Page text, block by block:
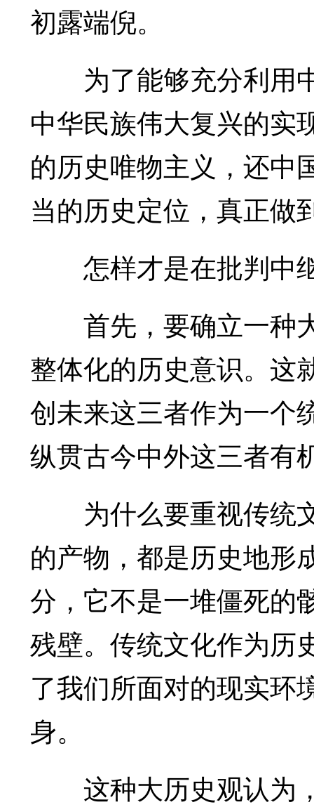
初露端倪。
为了能够充分利用
中华民族伟大复兴的实
的历史唯物主义，还中
当的历史定位，真正做
怎样才是在批判中
首先，要确立一种
整体化的历史意识。这
创未来这三者作为一个
纵贯古今中外这三者有
为什么要重视传统
的产物，都是历史地形
分，它不是一堆僵死的
残壁。传统文化作为历
了我们所面对的现实环
身。
这种大历史观认为